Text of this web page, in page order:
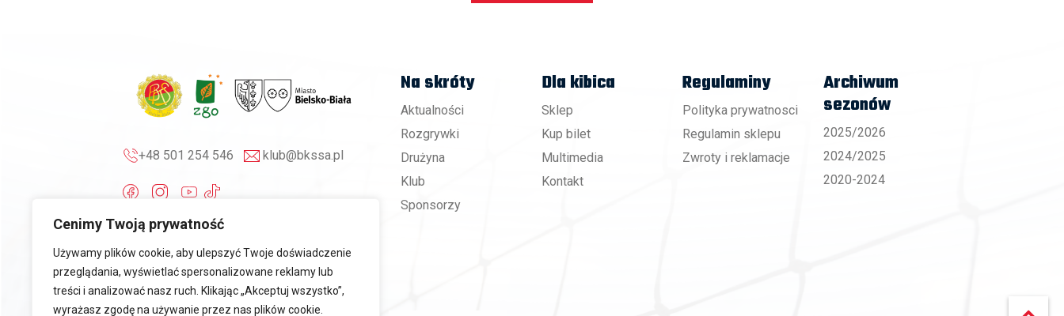
Cenimy Twoją prywatność
Używamy plików cookie, aby ulepszyć Twoje doświadczenie
przeglądania, wyświetlać spersonalizowane reklamy lub
treści i analizować nasz ruch. Klikając „Akceptuj wszystko”,
wyrażasz zgodę na używanie przez nas plików cookie.
+48 501 254 546 klub@bkssa.pl
Na skróty
Aktualności
Rozgrywki
Drużyna
Klub
Sponsorzy
Dla kibica
Sklep
Kup bilet
Multimedia
Kontakt
Regulaminy
Polityka prywatnosci
Regulamin sklepu
Zwroty i reklamacje
Archiwum
sezonów
2025/2026
2024/2025
2020-2024